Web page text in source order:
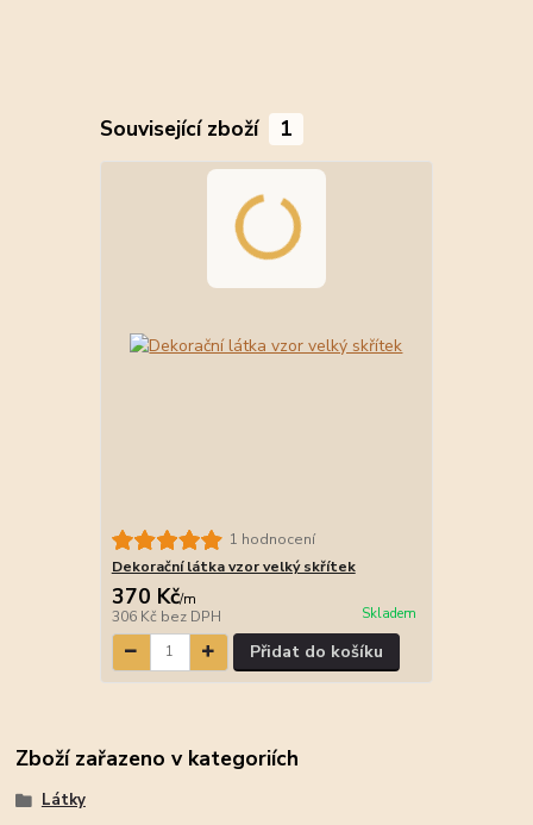
Související zboží 1
1 hodnocení
Dekorační látka vzor velký skřítek
370 Kč/m
306 Kč bez DPH Skladem
Přidat do košíku
Zboží zařazeno v kategoriích
Látky